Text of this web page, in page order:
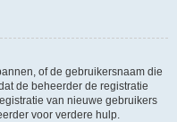
of de gebruikersnaam die
de beheerder de registratie
van nieuwe gebruikers
voor verdere hulp.